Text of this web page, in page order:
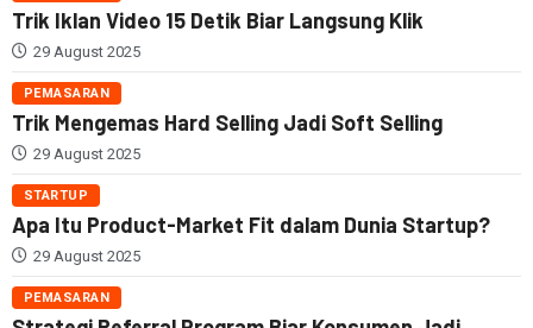
Trik Iklan Video 15 Detik Biar Langsung Klik
29 August 2025
PEMASARAN
Trik Mengemas Hard Selling Jadi Soft Selling
29 August 2025
STARTUP
Apa Itu Product-Market Fit dalam Dunia Startup?
29 August 2025
PEMASARAN